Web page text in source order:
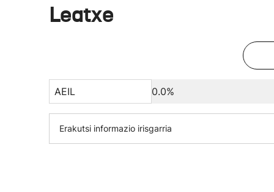
Leatxe
AEIL 0.0%
Erakutsi informazio irisgarria